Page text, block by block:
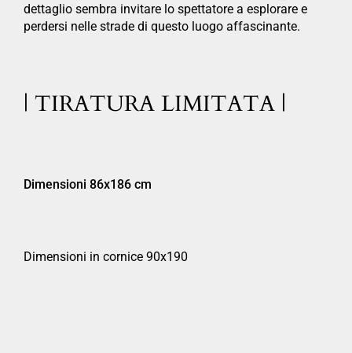
dettaglio sembra invitare lo spettatore a esplorare e
perdersi nelle strade di questo luogo affascinante.
| TIRATURA LIMITATA |
Dimensioni 86x186 cm
Dimensioni in cornice 90x190